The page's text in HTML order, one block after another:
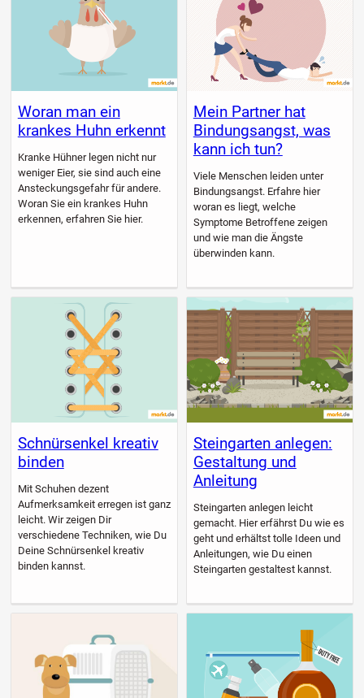
Woran man ein
krankes Huhn erkennt
Kranke Hühner legen nicht nur
weniger Eier, sie sind auch eine
Ansteckungsgefahr für andere.
Woran Sie ein krankes Huhn
erkennen, erfahren Sie hier.
Mein Partner hat
Bindungsangst, was
kann ich tun?
Viele Menschen leiden unter
Bindungsangst. Erfahre hier
woran es liegt, welche
Symptome Betroffene zeigen
und wie man die Ängste
überwinden kann.
Schnürsenkel kreativ
binden
Mit Schuhen dezent
Aufmerksamkeit erregen ist ganz
leicht. Wir zeigen Dir
verschiedene Techniken, wie Du
Deine Schnürsenkel kreativ
binden kannst.
Steingarten anlegen:
Gestaltung und
Anleitung
Steingarten anlegen leicht
gemacht. Hier erfährst Du wie es
geht und erhältst tolle Ideen und
Anleitungen, wie Du einen
Steingarten gestaltest kannst.